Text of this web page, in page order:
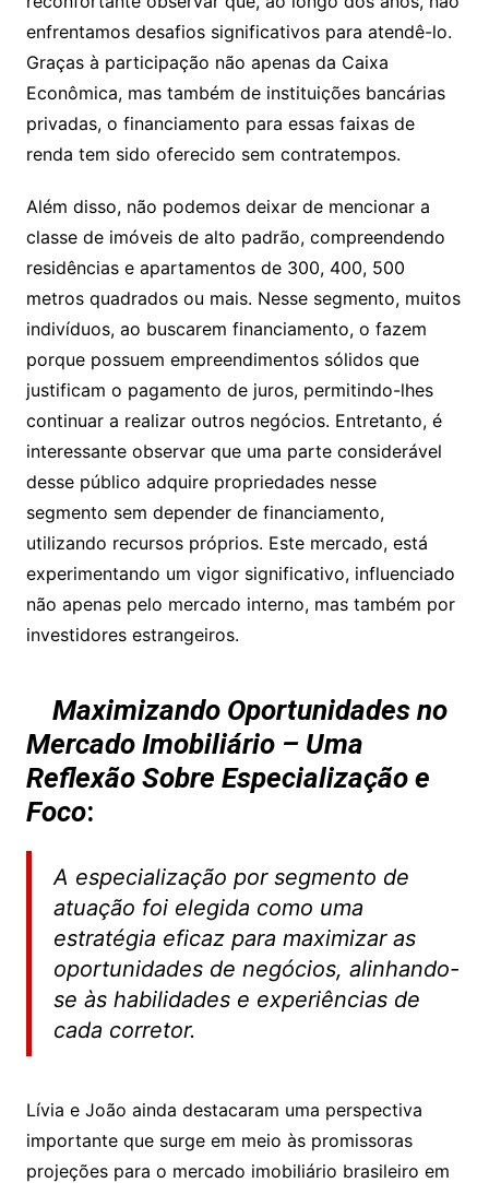
enfrentamos desafios significativos para atendê-lo.
Graças à participação não apenas da Caixa
Econômica, mas também de instituições bancárias
privadas, o financiamento para essas faixas de
renda tem sido oferecido sem contratempos.
Além disso, não podemos deixar de mencionar a
classe de imóveis de alto padrão, compreendendo
residências e apartamentos de 300, 400, 500
metros quadrados ou mais. Nesse segmento, muitos
indivíduos, ao buscarem financiamento, o fazem
porque possuem empreendimentos sólidos que
justificam o pagamento de juros, permitindo-lhes
continuar a realizar outros negócios. Entretanto, é
interessante observar que uma parte considerável
desse público adquire propriedades nesse
segmento sem depender de financiamento,
utilizando recursos próprios. Este mercado, está
experimentando um vigor significativo, influenciado
não apenas pelo mercado interno, mas também por
investidores estrangeiros.
Maximizando Oportunidades no
Mercado Imobiliário – Uma
Reflexão Sobre Especialização e
Foco:
A especialização por segmento de
atuação foi elegida como uma
estratégia eficaz para maximizar as
oportunidades de negócios, alinhando-
se às habilidades e experiências de
cada corretor.
Lívia e João ainda destacaram uma perspectiva
importante que surge em meio às promissoras
projeções para o mercado imobiliário brasileiro em